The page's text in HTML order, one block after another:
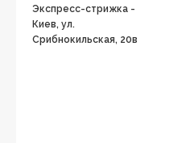
Экспресс-стрижка -
Киев, ул.
Срибнокильская, 20в